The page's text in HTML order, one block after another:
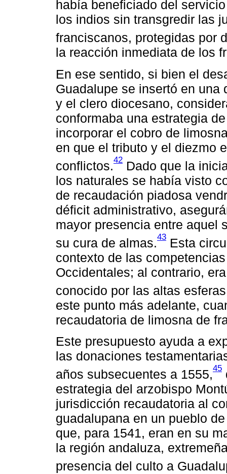
había beneficiado del
los indios sin transgredir las
franciscanos, protegidas por
la reacción inmediata de los
En ese sentido, si bien el
Guadalupe se insertó en
y el clero diocesano,
conformaba una estrategia
incorporar el cobro de
en que el tributo y el diezmo
conflictos.42 Dado que la
los naturales se había visto
de recaudación piadosa
déficit administrativo,
mayor presencia entre aquel
su cura de almas.43 Esta
contexto de las
Occidentales; al contrario,
conocido por las altas
este punto más adelante,
recaudatoria de limosna de
Este presupuesto ayuda a
las donaciones
años subsecuentes a 1555,45
estrategia del arzobispo
jurisdicción recaudatoria al
guadalupana en un pueblo
que, para 1541, eran en su
la región andaluza,
presencia del culto a